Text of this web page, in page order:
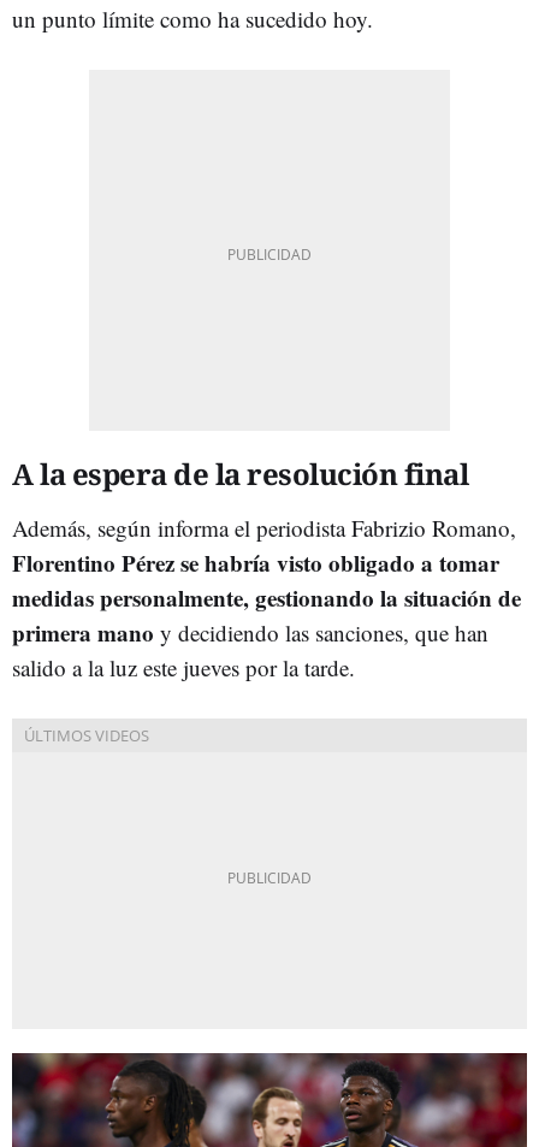
un punto límite como ha sucedido hoy.
A la espera de la resolución final
Además, según informa el periodista Fabrizio Romano,
Florentino Pérez se habría visto obligado a tomar
medidas personalmente, gestionando la situación de
primera mano y decidiendo las sanciones, que han
salido a la luz este jueves por la tarde.